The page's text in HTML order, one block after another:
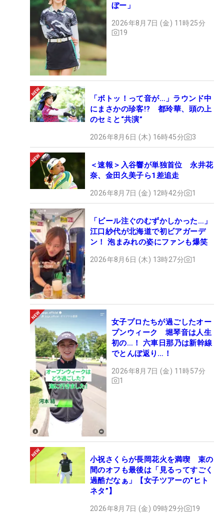
ぼー」
2026年8月7日 (金) 11時25分
19
「ボトッ！って音が…」ラウンド中
にまさかの珍客!? 都玲華、頭の上
のセミと“共演”
2026年8月6日 (木) 16時45分 3
＜速報＞入谷響が単独首位 永井花
奈、金田久美子ら1差追走
2026年8月7日 (金) 12時42分 1
「ビール注ぐのむずかしかった…」
江口紗代が北海道で初ビアガーデ
ン！ 泡まみれの姿にファンも爆笑
2026年8月6日 (木) 13時27分 1
女子プロたちが過ごしたオー
プンウィーク 堀琴音は人生
初の…！ 六車日那乃は新幹線
でとんぼ返り…！
2026年8月7日 (金) 11時57分
1
小祝さくらが長岡花火を満喫 束の
間のオフも最後は「見るってすごく
過酷だなぁ」【女子ツアーの“ヒト
ネタ”】
2026年8月7日 (金) 09時29分 19